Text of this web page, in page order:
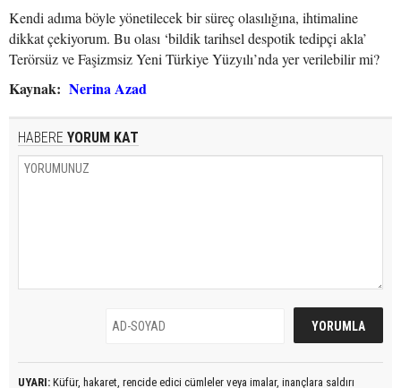
Kendi adıma böyle yönetilecek bir süreç olasılığına, ihtimaline
dikkat çekiyorum. Bu olası ‘bildik tarihsel despotik tedipçi akla’
Terörsüz ve Faşizmsiz Yeni Türkiye Yüzyılı’nda yer verilebilir mi?
Kaynak: Nerina Azad
HABERE YORUM KAT
UYARI: Küfür, hakaret, rencide edici cümleler veya imalar, inançlara saldırı